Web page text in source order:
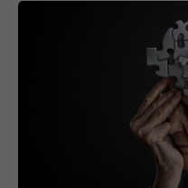
Cum să îți
dovedite de